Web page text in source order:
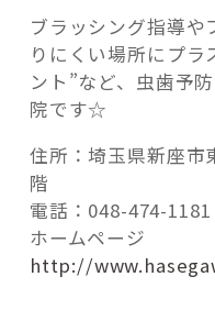
ブラッシング指導や
りにくい場所にプラ
ント”など、虫歯予
院です☆
住所：埼玉県新座
階
電話：048-474-1181
ホームページ
http://